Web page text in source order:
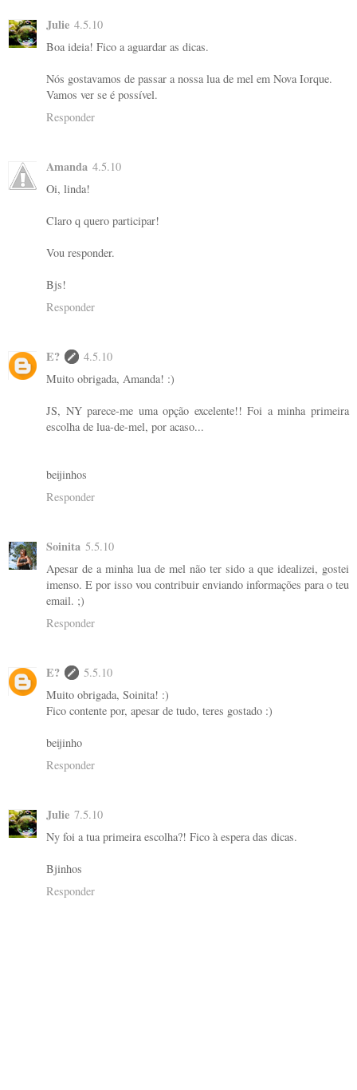
Julie 4.5.10
Boa ideia! Fico a aguardar as dicas.
Nós gostavamos de passar a nossa lua de mel em Nova Iorque.
Vamos ver se é possível.
Responder
Amanda 4.5.10
Oi, linda!
Claro q quero participar!
Vou responder.
Bjs!
Responder
E?
4.5.10
Muito obrigada, Amanda! :)
JS, NY parece-me uma opção excelente!! Foi a minha primeira
escolha de lua-de-mel, por acaso...
beijinhos
Responder
Soinita 5.5.10
Apesar de a minha lua de mel não ter sido a que idealizei, gostei
imenso. E por isso vou contribuir enviando informações para o teu
email. ;)
Responder
E?
5.5.10
Muito obrigada, Soinita! :)
Fico contente por, apesar de tudo, teres gostado :)
beijinho
Responder
Julie 7.5.10
Ny foi a tua primeira escolha?! Fico à espera das dicas.
Bjinhos
Responder